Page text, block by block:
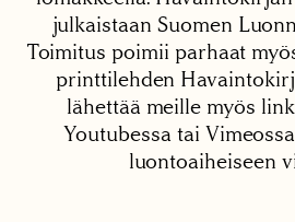
julkaistaan Suomen
Toimitus poimii parhaat
printtilehden
lähettää meille myös
Youtubessa tai
luontoaiheiseen